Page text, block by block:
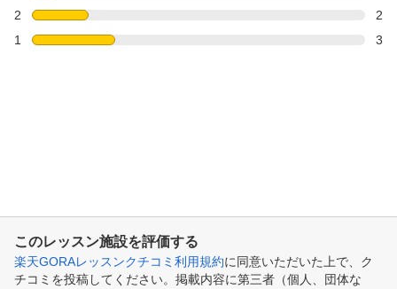
2
2
1
3
このレッスン施設を評価する
楽天GORAレッスンクチコミ利用規約に同意いただいた上で、ク
チコミを投稿してください。掲載内容に第三者（個人、団体な